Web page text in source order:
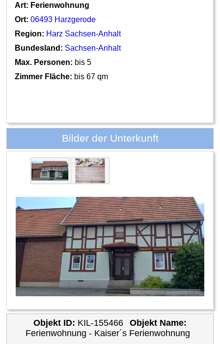
Art: Ferienwohnung
Ort: 06493 Harzgerode
Region: Harz Sachsen-Anhalt
Bundesland: Sachsen-Anhalt
Max. Personen: bis 5
Zimmer Fläche: bis 67 qm
Bilder der Unterkunft
Objekt ID: KIL-155466
Objekt Name:
Ferienwohnung - Kaiser´s Ferienwohnung